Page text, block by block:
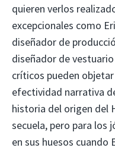
quieren verlos
excepcionales como
diseñador de
diseñador de
críticos pueden
efectividad narrativa
historia del origen del
secuela, pero para los
en sus huesos cuando